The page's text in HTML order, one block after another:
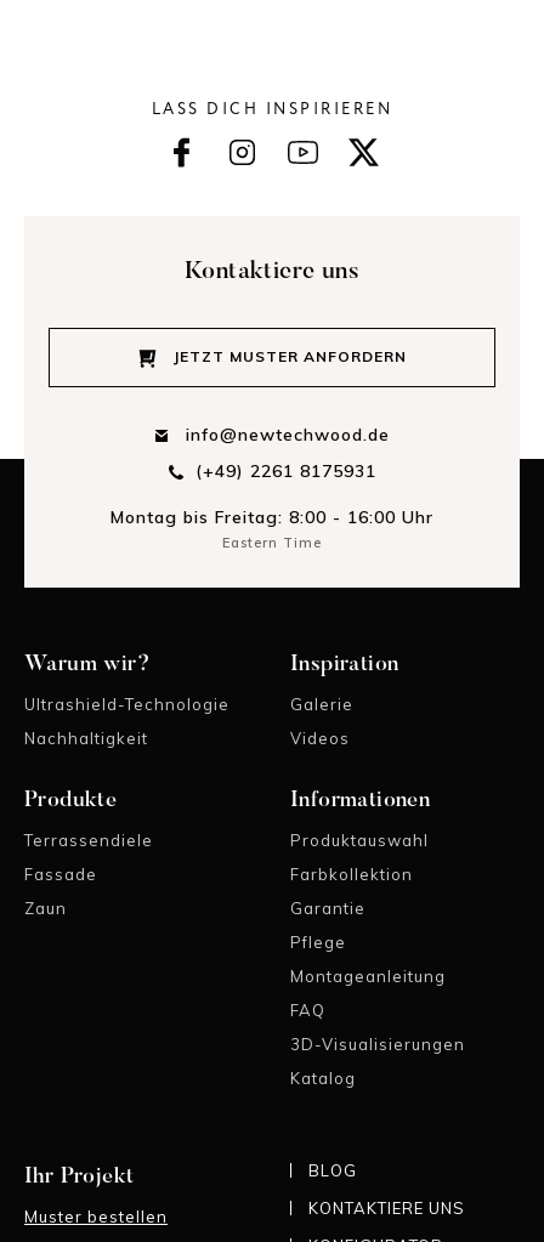
LASS DICH INSPIRIEREN
Kontaktiere uns
JETZT MUSTER ANFORDERN
info@newtechwood.de
(+49) 2261 8175931
Montag bis Freitag: 8:00 - 16:00 Uhr
Eastern Time
Warum wir?
Ultrashield-Technologie
Nachhaltigkeit
Inspiration
Galerie
Videos
Produkte
Terrassendiele
Fassade
Zaun
Informationen
Produktauswahl
Farbkollektion
Garantie
Pflege
Montageanleitung
FAQ
3D-Visualisierungen
Katalog
Ihr Projekt
Muster bestellen
BLOG
KONTAKTIERE UNS